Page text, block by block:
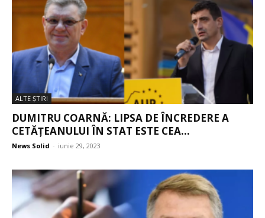
ALTE ŞTIRI
DUMITRU COARNĂ: LIPSA DE ÎNCREDERE A
CETĂȚEANULUI ÎN STAT ESTE CEA...
News Solid - iunie 29, 2023